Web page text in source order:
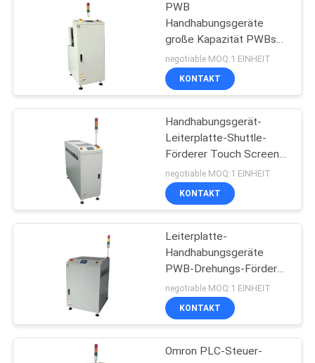
SITEMAP
PRIVACY
PWB
Handhabungsgeräte
große Kapazität PWBs
drücken Stapler-bloßes
Brett-Entlader hoch
negotiable MOQ:1 EINHEIT
KONTAKT
Handhabungsgerät-
Leiterplatte-Shuttle-
Förderer Touch Screen
PWBs
negotiable MOQ:1 EINHEIT
KONTAKT
Leiterplatte-
Handhabungsgeräte
PWB-Drehungs-Förderer
90º rechts herum
negotiable MOQ:1 EINHEIT
KONTAKT
Omron PLC-Steuer-